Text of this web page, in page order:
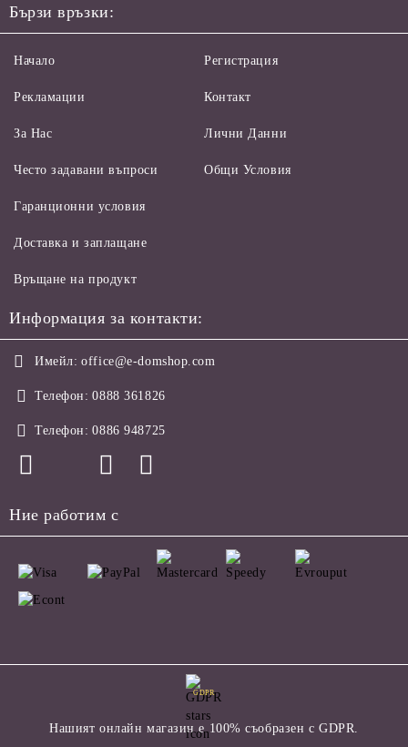
Бързи връзки:
Начало
Рекламации
За Нас
Често задавани въпроси
Регистрация
Контакт
Лични Данни
Общи Условия
Гаранционни условия
Доставка и заплащане
Връщане на продукт
Информация за контакти:
Имейл: office@e-domshop.com
Телефон: 0888 361826
Телефон: 0886 948725
Ние работим с
GDPR
Нашият онлайн магазин е 100% съобразен с GDPR.